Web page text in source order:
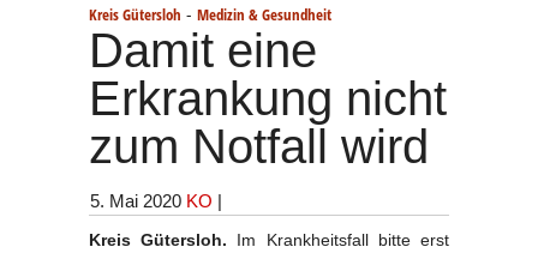
Kreis Gütersloh - Medizin & Gesundheit
Damit eine
Erkrankung nicht
zum Notfall wird
5. Mai 2020 KO |
Kreis Gütersloh. Im Krankheitsfall bitte erst